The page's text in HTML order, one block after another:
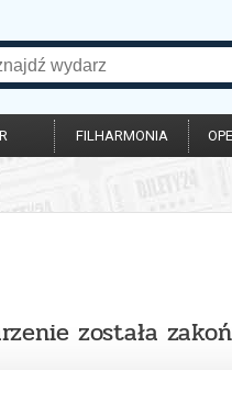
FILHARMONIA
została